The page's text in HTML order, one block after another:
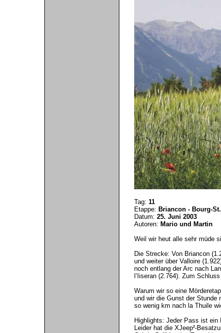
Tag: 11
Etappe: Briancon - Bourg-
Datum: 25. Juni 2003
Autoren: Mario und Martin
Weil wir heut alle sehr müde
Die Strecke: Von Briancon
und weiter über Valloire
noch entlang der Arc nach
l’Iiseran (2.764). Zum
Warum wir so eine
und wir die Gunst der Stunde
so wenig km nach la Thuile
Highlights: Jeder Pass ist ein
Leider hat die XJeep²-